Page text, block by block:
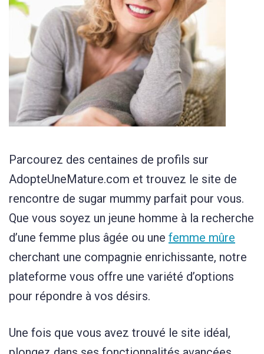
Parcourez des centaines de profils sur
AdopteUneMature.com et trouvez le site de
rencontre de sugar mummy parfait pour vous.
Que vous soyez un jeune homme à la recherche
d’une femme plus âgée ou une femme mûre
cherchant une compagnie enrichissante, notre
plateforme vous offre une variété d’options
pour répondre à vos désirs.
Une fois que vous avez trouvé le site idéal,